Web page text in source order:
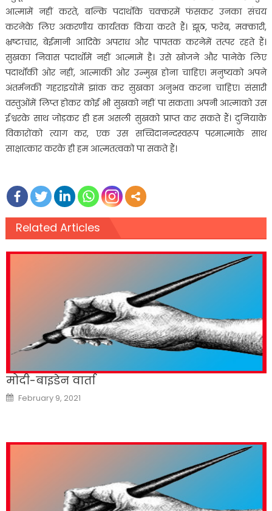
आत्मामें नहीं करते, बल्कि पदार्थोंके चक्करमें फंसकर उनका संचय
करनेके लिए अकरणीय कार्यतक किया करते हैं। झूठ, फरेब, मक्कारी,
भ्रष्टाचार, बेईमानी आदिके अपराध और पापतक करनेमें तत्पर रहते हैं।
सुखका निवास पदार्थोंमें नहीं आत्मामें है। उसे खोजने और पानेके लिए
पदार्थोंकी ओर नहीं, आत्माकी ओर उन्मुख होना चाहिए। मनुष्यको अपने
अंतर्मनकी गहराइयोंमें झांक कर सुखका अनुभव करना चाहिए। संसारी
वस्तुओंमें लिप्त होकर कोई भी सुखको नहीं पा सकता। अपनी आत्माको उस
ईश्वरके साथ जोड़कर ही हम असली सुखको प्राप्त कर सकते हैं। दुनियाके
विकारोंको त्याग कर, एक उस सच्चिदानन्दस्वरूप परमात्माके साथ
साक्षात्कार करके ही हम आत्मतत्वको पा सकते हैं।
Related Articles
मोदी-बाइडेन वार्ता
Posted
on
February 9, 2021